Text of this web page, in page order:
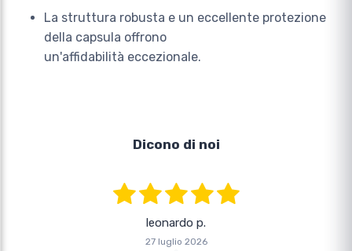
La struttura robusta e un eccellente protezione
della capsula offrono
un'affidabilità eccezionale.
Dicono di noi
leonardo p.
27 luglio 2026